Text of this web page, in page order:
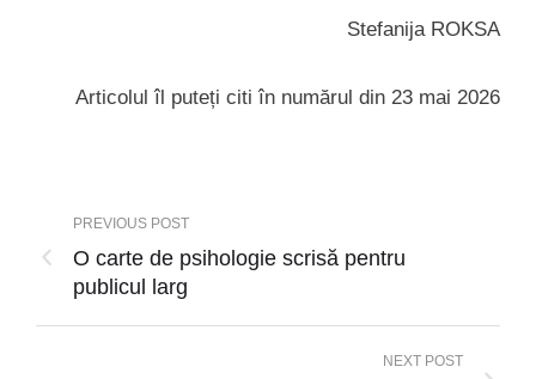
Stefanija ROKSA
Articolul îl puteți citi în numărul din 23 mai 2026
PREVIOUS POST
O carte de psihologie scrisă pentru
publicul larg
NEXT POST